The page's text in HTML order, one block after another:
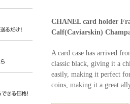
CHANEL card holder
Calf(Caviarskin)
A card case has arrived
classic black, giving it a
easily, making it perfect
coins, making it a great